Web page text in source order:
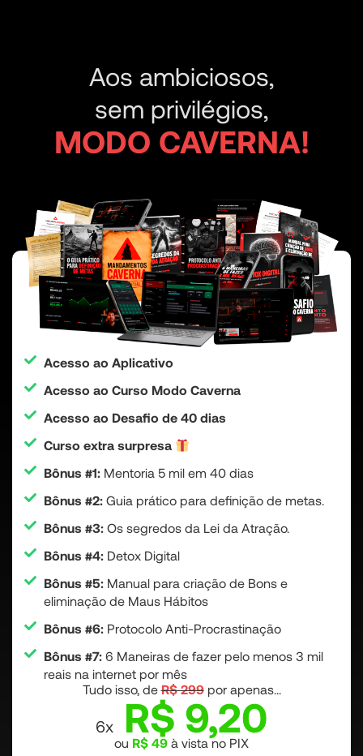
Aos ambiciosos,
sem privilégios,
MODO CAVERNA!
Acesso ao Aplicativo
Acesso ao Curso Modo Caverna
Acesso ao Desafio de 40 dias
Curso extra surpresa
Bônus #1:Mentoria 5 mil em 40 dias
Bônus #2: Guia prático para definição de metas.
Bônus #3:Os segredos da Lei da Atração.
Bônus #4:Detox Digital
Bônus #5: Manual para criação de Bons e
eliminação de Maus Hábitos
Bônus #6:Protocolo Anti-Procrastinação
Bônus #7: 6 Maneiras de fazer pelo menos 3 mil
reais na internet por mês
Tudo isso, deR$ 299por apenas...
6x R$ 9,20
ou R$ 49 à vista no PIX